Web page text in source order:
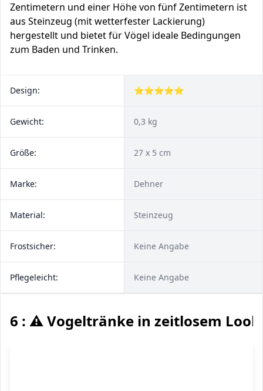
Zentimetern und einer Höhe von fünf Zentimetern ist
aus Steinzeug (mit wetterfester Lackierung)
hergestellt und bietet für Vögel ideale Bedingungen
zum Baden und Trinken.
Design: ⭐⭐⭐⭐⭐
Gewicht: 0,3 kg
Größe: 27 x 5 cm
Marke: Dehner
Material: Steinzeug
Frostsicher: Keine Angabe
Pflegeleicht: Keine Angabe
6 : ⚠️ Vogeltränke in zeitlosem Look